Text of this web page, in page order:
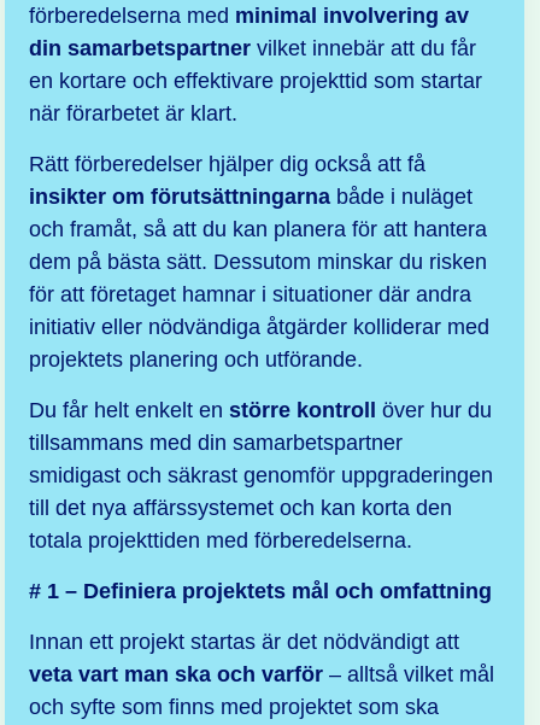
förberedelserna med minimal involvering av
din samarbetspartner vilket innebär att du får
en kortare och effektivare projekttid som startar
när förarbetet är klart.
Rätt förberedelser hjälper dig också att få
insikter om förutsättningarna både i nuläget
och framåt, så att du kan planera för att hantera
dem på bästa sätt. Dessutom minskar du risken
för att företaget hamnar i situationer där andra
initiativ eller nödvändiga åtgärder kolliderar med
projektets planering och utförande.
Du får helt enkelt enstörre kontrollöver hur du
tillsammans med din samarbetspartner
smidigast och säkrast genomför uppgraderingen
till det nya affärssystemet och kan korta den
totala projekttiden med förberedelserna.
# 1 – Definiera projektets mål och omfattning
Innan ett projekt startas är det nödvändigt att
veta vart man ska och varför – alltså vilket mål
och syfte som finns med projektet som ska